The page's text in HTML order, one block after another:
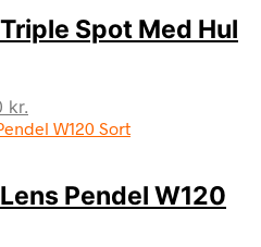
1.000,00 kr..Spot Med Hul
kr..
kr.
aktuelle
2.494,00 kr..
Pendel W120